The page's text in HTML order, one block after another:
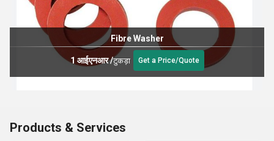
Fibre Washer
1 आईएनआर/टुकड़ा Get a Price/Quote
Products & Services